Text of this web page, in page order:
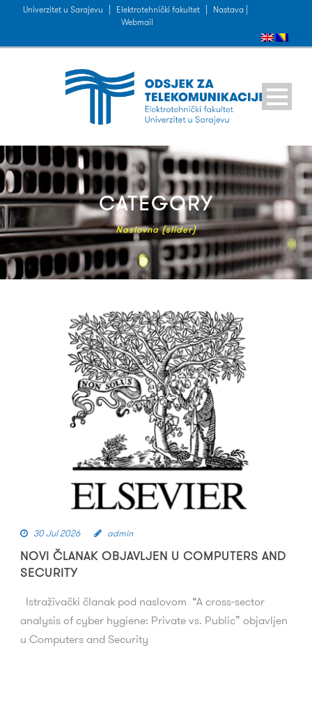
Univerzitet u Sarajevu Elektrotehnički fakultet
Nastava |
Webmail
CATEGORY
Naslovna (slider)
30 Jul 2026 admin
NOVI ČLANAK OBJAVLJEN U COMPUTERS AND
SECURITY
Istraživački članak pod naslovom “A cross-sector
analysis of cyber hygiene: Private vs. Public” objavljen
u Computers and Security